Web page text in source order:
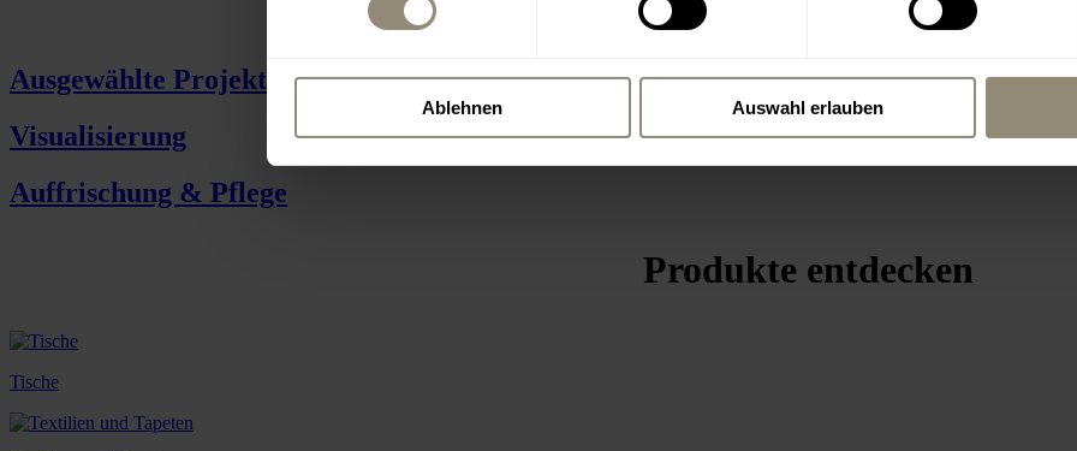
Ablehnen Auswahl erlauben
Ausgewählte Projekte
Visualisierung
Auffrischung & Pflege
Produkte entdecken
Tische